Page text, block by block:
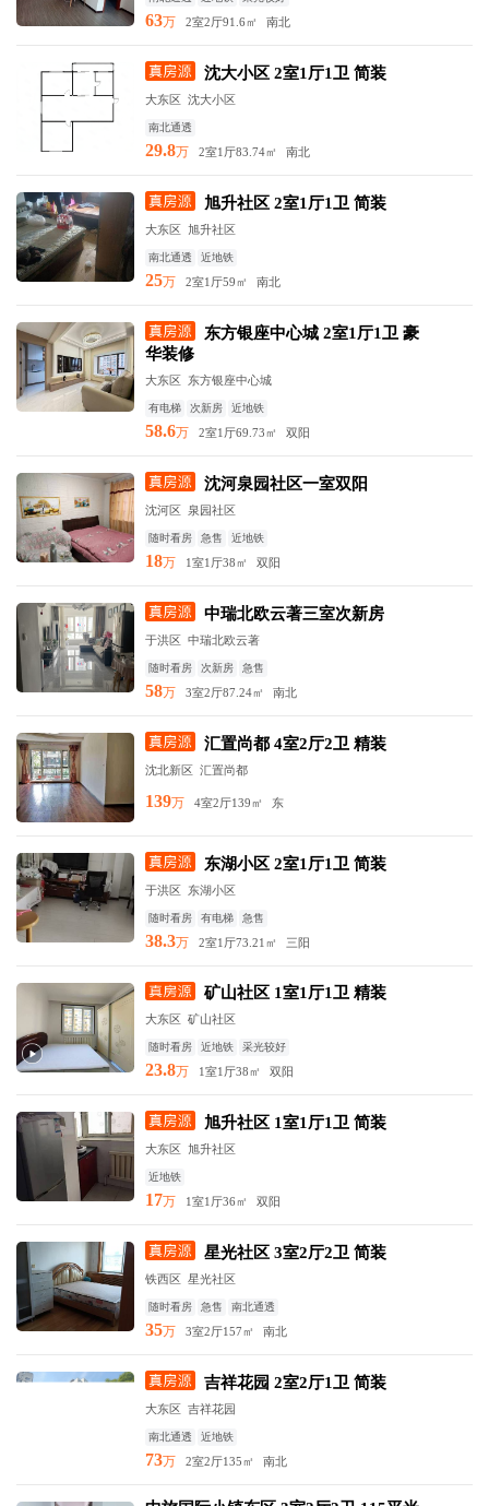
63万 2室2厅91.6㎡ 南北
沈大小区 2室1厅1卫 简装
大东区 沈大小区
南北通透
29.8万 2室1厅83.74㎡ 南北
旭升社区 2室1厅1卫 简装
大东区 旭升社区
南北通透 近地铁
25万 2室1厅59㎡ 南北
东方银座中心城 2室1厅1卫 豪
华装修
大东区 东方银座中心城
有电梯 次新房 近地铁
58.6万 2室1厅69.73㎡ 双阳
沈河泉园社区一室双阳
沈河区 泉园社区
随时看房 急售 近地铁
18万 1室1厅38㎡ 双阳
中瑞北欧云著三室次新房
于洪区 中瑞北欧云著
随时看房 次新房 急售
58万 3室2厅87.24㎡ 南北
汇置尚都 4室2厅2卫 精装
沈北新区 汇置尚都
139万 4室2厅139㎡ 东
东湖小区 2室1厅1卫 简装
于洪区 东湖小区
随时看房 有电梯 急售
38.3万 2室1厅73.21㎡ 三阳
矿山社区 1室1厅1卫 精装
大东区 矿山社区
随时看房 近地铁 采光较好
23.8万 1室1厅38㎡ 双阳
旭升社区 1室1厅1卫 简装
大东区 旭升社区
近地铁
17万 1室1厅36㎡ 双阳
星光社区 3室2厅2卫 简装
铁西区 星光社区
随时看房 急售 南北通透
35万 3室2厅157㎡ 南北
吉祥花园 2室2厅1卫 简装
大东区 吉祥花园
南北通透 近地铁
73万 2室2厅135㎡ 南北